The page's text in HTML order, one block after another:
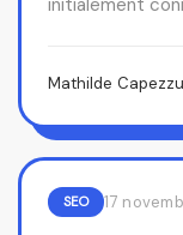
Mathilde
SEO 17